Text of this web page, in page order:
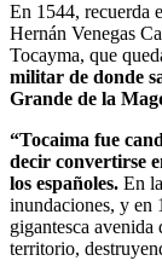
En 1544, recuerda
Hernán Venegas
Tocayma, que
militar de donde
Grande de la
“Tocaima fue
decir convertirse
los españoles. En
inundaciones, y en
gigantesca
territorio,